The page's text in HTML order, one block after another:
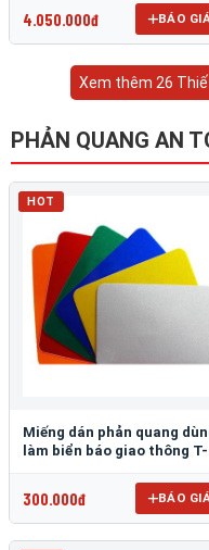
4.050.000đ BÁO
Xem thêm 26
PHẢN QUANG AN
HOT
Miếng dán phản quang
làm biển báo giao thông T-
300.000đ BÁO